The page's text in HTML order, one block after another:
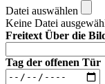
Datei auswählen
Keine Datei
Freitext Über die
Tag der offenen Tür